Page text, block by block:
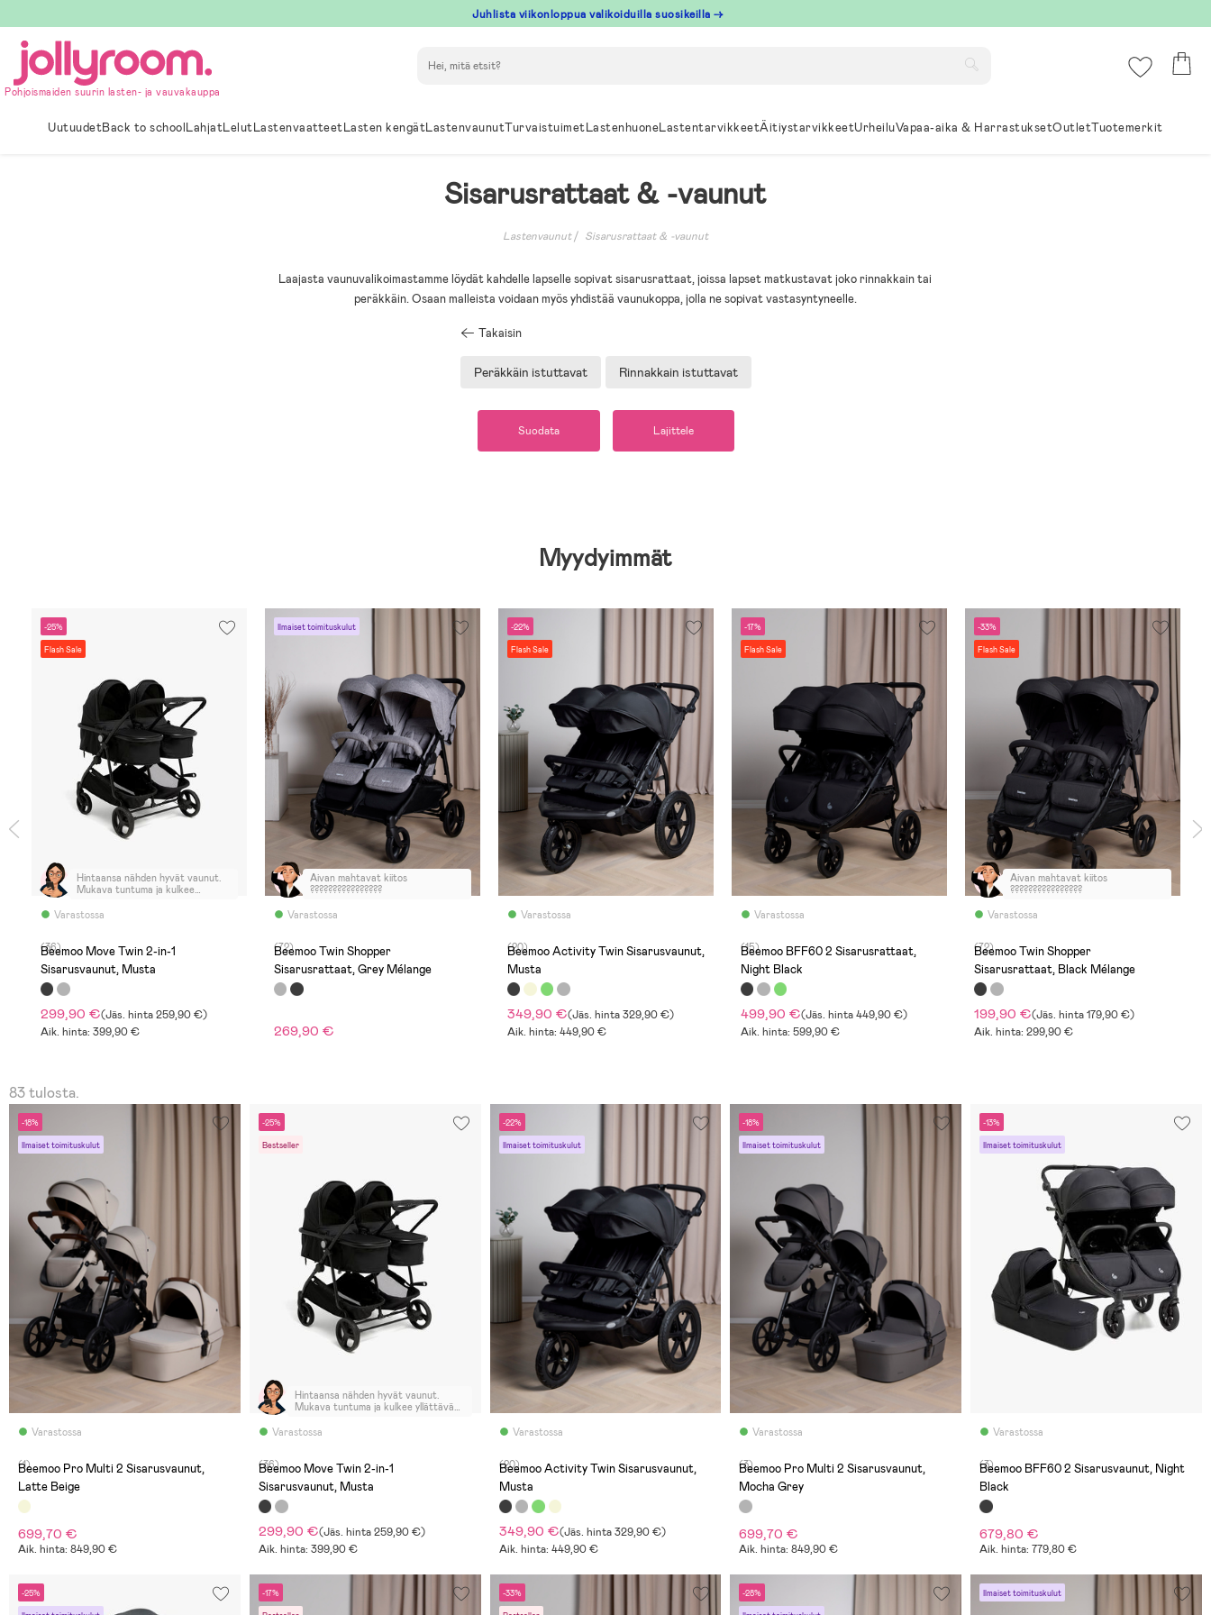
till
innehållet
Juhlista viikonloppua valikoiduilla suosikeilla →
Pohjoismaiden suurin lasten- ja vauvakauppa
UutuudetBack to schoolLahjatLelutLastenvaatteetLasten kengätLastenvaunutTurvaistuimetLastenhuoneLastentarvikkeetÄitiystarvikkeetUrheiluVapaa-aika & HarrastuksetOutletTuotemerkit
Sisarusrattaat & -vaunut
Lastenvaunut Sisarusrattaat & -vaunut
Laajasta vaunuvalikoimastamme löydät kahdelle lapselle sopivat sisarusrattaat, joissa lapset matkustavat joko rinnakkain tai
peräkkäin. Osaan malleista voidaan myös yhdistää vaunukoppa, jolla ne sopivat vastasyntyneelle.
Takaisin
Peräkkäin istuttavat Rinnakkain istuttavat
Suodata Lajittele
Myydyimmät
-25%
Flash Sale
Varastossa
Hintaansa nähden hyvät vaunut.
Mukava tuntuma ja kulkee
epätasaisessa maastossa.
kapealta, mutta 2,5v mahtui
istumaan mukavasti
ulkovaatteissakin.
(36)
Beemoo Move Twin 2-in-1
Sisarusvaunut, Musta
299,90 €(Jäs. hinta259,90 €)
Aik. hinta: 399,90 €
Ilmaiset toimituskulut
Varastossa
Aivan mahtavat kiitos
????????????????
(72)
Beemoo Twin Shopper
Sisarusrattaat, Grey Mélange
269,90 €
-22%
Flash Sale
Varastossa
(20)
Beemoo Activity Twin Sisarusvaunut,
Musta
349,90 €(Jäs. hinta329,90 €)
Aik. hinta: 449,90 €
-17%
Flash Sale
Varastossa
(15)
Beemoo BFF60 2 Sisarusrattaat,
Night Black
499,90 €(Jäs. hinta449,90 €)
Aik. hinta: 599,90 €
-33%
Flash Sale
Varastossa
Aivan mahtavat kiitos
????????????????
(72)
Beemoo Twin Shopper
Sisarusrattaat, Black Mélange
199,90 €(Jäs. hinta179,90 €)
Aik. hinta: 299,90 €
83 tulosta.
-18%
Ilmaiset toimituskulut
Varastossa
(1)
Beemoo Pro Multi 2 Sisarusvaunut,
Latte Beige
699,70 €
Aik. hinta: 849,90 €
-25%
Bestseller
Varastossa
Hintaansa nähden hyvät vaunut.
Mukava tuntuma ja kulkee yllättävän
Ensisijaisesti kuitenkin tasaisen tien
mukavasti ulkovaatteissakin.
Muunneltavuudesta plussaa,
pitkäikäiset rattaat.
(36)
Beemoo Move Twin 2-in-1
Sisarusvaunut, Musta
299,90 €(Jäs. hinta 259,90 €)
Aik. hinta: 399,90 €
-22%
Ilmaiset toimituskulut
Varastossa
(20)
Beemoo Activity Twin Sisarusvaunut,
Musta
349,90 €(Jäs. hinta 329,90 €)
Aik. hinta: 449,90 €
-18%
Ilmaiset toimituskulut
Varastossa
(3)
Beemoo Pro Multi 2 Sisarusvaunut,
Mocha Grey
699,70 €
Aik. hinta: 849,90 €
-13%
Ilmaiset toimituskulut
Varastossa
(3)
Beemoo BFF60 2 Sisarusvaunut, Night
Black
679,80 €
Aik. hinta: 779,80 €
-25% -17% -33% -28% Ilmaiset toimituskulut